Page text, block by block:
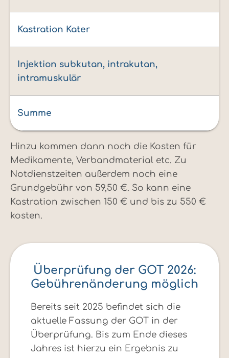
Kastration Kater
Injektion subkutan, intrakutan,
intramuskulär
Summe
Hinzu kommen dann noch die Kosten für
Medikamente, Verbandmaterial etc. Zu
Notdienstzeiten außerdem noch eine
Grundgebühr von 59,50 €. So kann eine
Kastration zwischen 150 € und bis zu 550 €
kosten.
Überprüfung der GOT 2026:
Gebührenänderung möglich
Bereits seit 2025 befindet sich die
aktuelle Fassung der GOT in der
Überprüfung. Bis zum Ende dieses
Jahres ist hierzu ein Ergebnis zu